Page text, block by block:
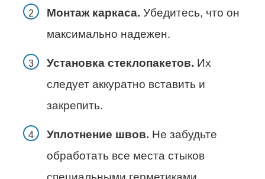
Монтаж каркаса. Убедитесь, что он
максимально надежен.
Установка стеклопакетов. Их
следует аккуратно вставить и
закрепить.
Уплотнение швов. Не забудьте
обработать все места стыков